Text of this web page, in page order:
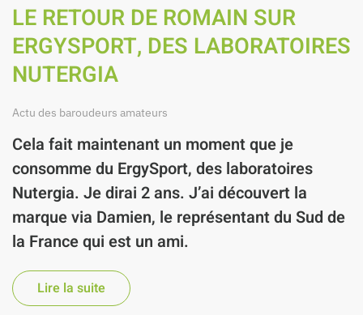
LE RETOUR DE ROMAIN SUR
ERGYSPORT, DES LABORATOIRES
NUTERGIA
Actu des baroudeurs amateurs
Cela fait maintenant un moment que je
consomme du ErgySport, des laboratoires
Nutergia. Je dirai 2 ans. J’ai découvert la
marque via Damien, le représentant du Sud de
la France qui est un ami.
Lire la suite